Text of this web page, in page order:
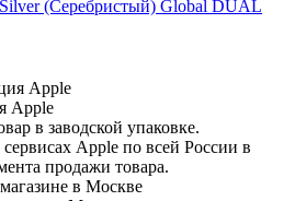
(Серебристый) Global DUAL
Apple
в заводской упаковке.
Apple по всей России в
продажи товара.